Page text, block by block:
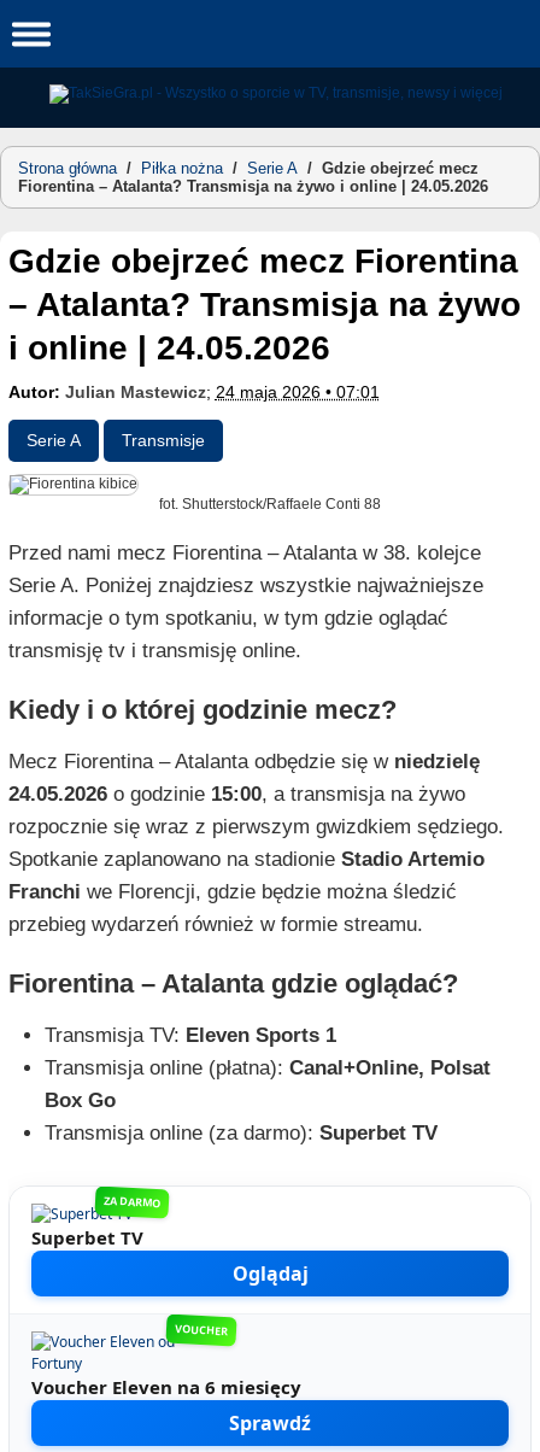
to
Strona główna/ Piłka nożna/ Serie A / Gdzie obejrzeć mecz
Fiorentina – Atalanta? Transmisja na żywo i online | 24.05.2026
Gdzie obejrzeć mecz Fiorentina
– Atalanta? Transmisja na żywo
i online | 24.05.2026
Autor: Julian Mastewicz; 24 maja 2026 • 07:01
Serie A Transmisje
fot. Shutterstock/Raffaele Conti 88
Przed nami mecz Fiorentina – Atalanta w 38. kolejce
Serie A. Poniżej znajdziesz wszystkie najważniejsze
informacje o tym spotkaniu, w tym gdzie oglądać
transmisję tv i transmisję online.
Kiedy i o której godzinie mecz?
Mecz Fiorentina – Atalanta odbędzie się w niedzielę
24.05.2026o godzinie 15:00, a transmisja na żywo
rozpocznie się wraz z pierwszym gwizdkiem sędziego.
Spotkanie zaplanowano na stadionie Stadio Artemio
Franchi we Florencji, gdzie będzie można śledzić
przebieg wydarzeń również w formie streamu.
Fiorentina – Atalanta gdzie oglądać?
Transmisja TV: Eleven Sports 1
Transmisja online (płatna): Canal+Online, Polsat
Box Go
Transmisja online (za darmo): Superbet TV
ZA DARMO
Superbet TV
Oglądaj
VOUCHER
Voucher Eleven na 6 miesięcy
Sprawdź